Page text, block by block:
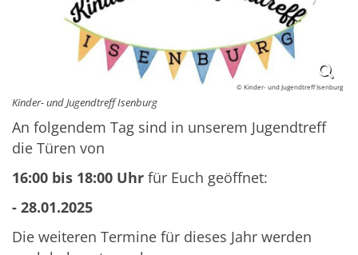
© Kinder- und Jugendtreff Isenburg
Kinder- und Jugendtreff Isenburg
An folgendem Tag sind in unserem Jugendtreff
die Türen von
16:00 bis 18:00 Uhr für Euch geöffnet:
- 28.01.2025
Die weiteren Termine für dieses Jahr werden